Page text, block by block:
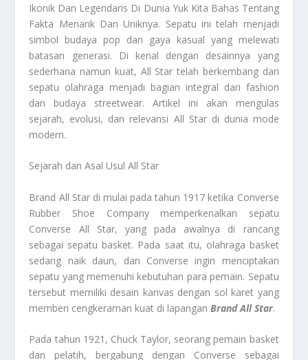
Ikonik Dan Legendaris Di Dunia Yuk Kita Bahas Tentang
Fakta Menarik Dan Uniknya. Sepatu ini telah menjadi
simbol budaya pop dan gaya kasual yang melewati
batasan generasi. Di kenal dengan desainnya yang
sederhana namun kuat, All Star telah berkembang dari
sepatu olahraga menjadi bagian integral dari fashion
dan budaya streetwear. Artikel ini akan mengulas
sejarah, evolusi, dan relevansi All Star di dunia mode
modern.
Sejarah dan Asal Usul All Star
Brand All Star di mulai pada tahun 1917 ketika Converse
Rubber Shoe Company memperkenalkan sepatu
Converse All Star, yang pada awalnya di rancang
sebagai sepatu basket. Pada saat itu, olahraga basket
sedang naik daun, dan Converse ingin menciptakan
sepatu yang memenuhi kebutuhan para pemain. Sepatu
tersebut memiliki desain kanvas dengan sol karet yang
memberi cengkeraman kuat di lapangan Brand All Star.
Pada tahun 1921, Chuck Taylor, seorang pemain basket
dan pelatih, bergabung dengan Converse sebagai